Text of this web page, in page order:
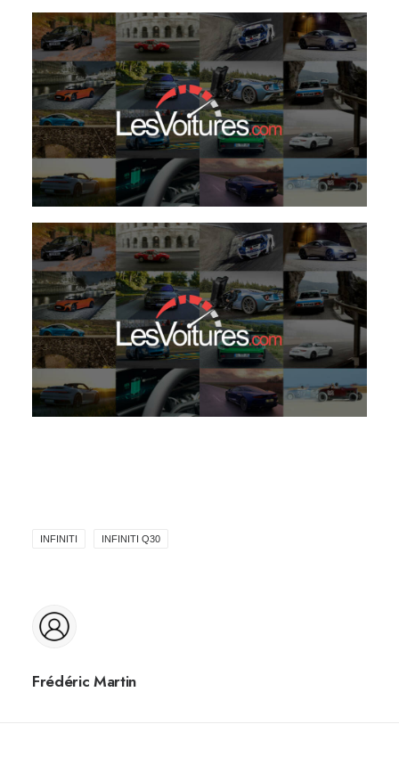
INFINITI INFINITI Q30
Frédéric Martin